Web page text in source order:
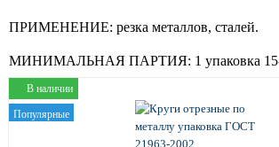
ПРИМЕНЕНИЕ: резка металлов, сталей.
МИНИМАЛЬНАЯ ПАРТИЯ: 1 упаковка
В наличии
Популярные